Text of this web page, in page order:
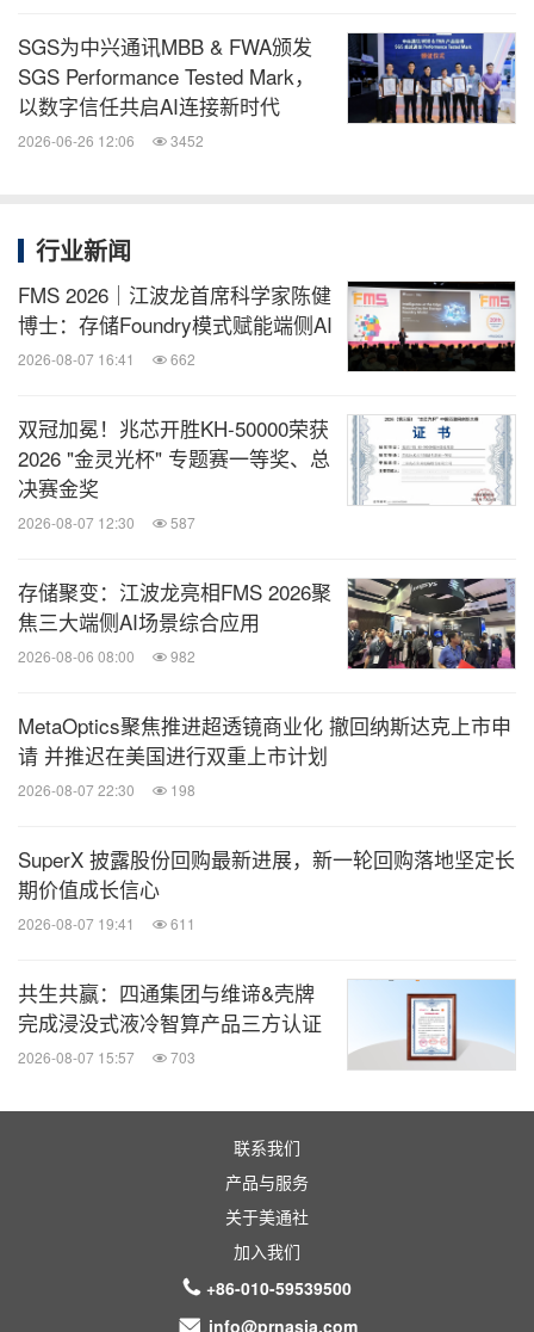
SGS为中兴通讯MBB & FWA颁发
SGS Performance Tested Mark，
以数字信任共启AI连接新时代
2026-06-26 12:06 3452
行业新闻
FMS 2026｜江波龙首席科学家陈健
博士：存储Foundry模式赋能端侧AI
2026-08-07 16:41 662
双冠加冕！兆芯开胜KH‑50000荣获
2026 "金灵光杯" 专题赛一等奖、总
决赛金奖
2026-08-07 12:30 587
存储聚变：江波龙亮相FMS 2026聚
焦三大端侧AI场景综合应用
2026-08-06 08:00 982
MetaOptics聚焦推进超透镜商业化 撤回纳斯达克上市申
请 并推迟在美国进行双重上市计划
2026-08-07 22:30 198
SuperX 披露股份回购最新进展，新一轮回购落地坚定长
期价值成长信心
2026-08-07 19:41 611
共生共赢：四通集团与维谛&壳牌
完成浸没式液冷智算产品三方认证
2026-08-07 15:57 703
联系我们
产品与服务
关于美通社
加入我们
+86-010-59539500
info@prnasia.com